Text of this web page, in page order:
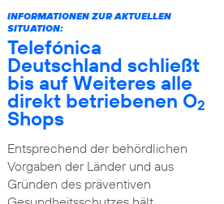
INFORMATIONEN ZUR AKTUELLEN
SITUATION:
Telefónica
Deutschland schließt
bis auf Weiteres alle
direkt betriebenen O2
Shops
Entsprechend der behördlichen
Vorgaben der Länder und aus
Gründen des präventiven